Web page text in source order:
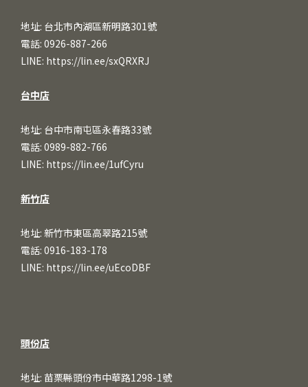
地址: 台北市內湖區新明路301號
電話: 0926-887-266
LINE: https://lin.ee/sxQRXRJ
台中店
地址: 台中市南屯區永春路33號
電話: 0989-882-766
LINE: https://lin.ee/1ufCyru
新竹店
地址: 新竹市東區高翠路215號
電話: 0916-183-178
LINE: https://lin.ee/uEcoDBF
頭份店
地址: 苗栗縣頭份市中華路1298-1號